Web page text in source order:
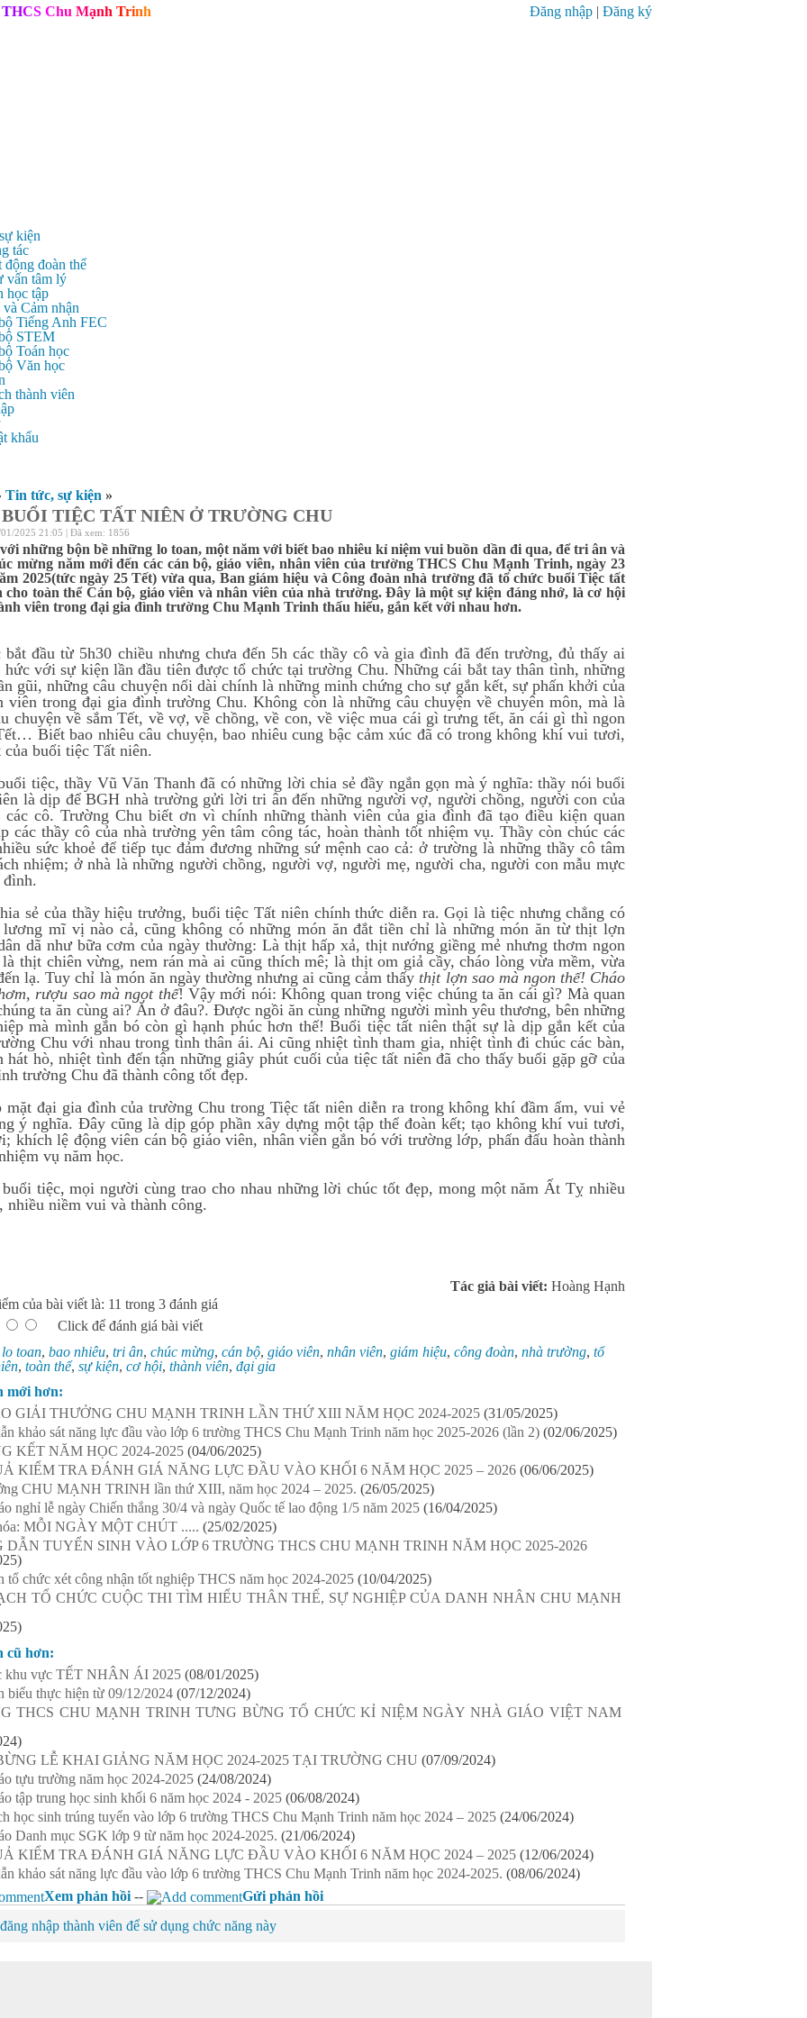
THCS Chu Mạnh Trinh Đăng nhập | Đăng ký
kiện
tác
động đoàn thể
vấn tâm lý
học tập
và Cảm nhận
Tiếng Anh FEC
STEM
Toán học
Văn học
thành viên
khẩu
Tin tức, sự kiện »
TIỆC TẤT NIÊN Ở TRƯỜNG CHU
2025 21:05 | Đã xem: 1856
những bộn bề những lo toan, một năm với biết bao nhiêu kỉ niệm vui buồn dần đi qua, để tri ân và
mừng năm mới đến các cán bộ, giáo viên, nhân viên của trường THCS Chu Mạnh Trinh, ngày 23
2025(tức ngày 25 Tết) vừa qua, Ban giám hiệu và Công đoàn nhà trường đã tổ chức buổi Tiệc tất
cho toàn thể Cán bộ, giáo viên và nhân viên của nhà trường. Đây là một sự kiện đáng nhớ, là cơ hội
viên trong đại gia đình trường Chu Mạnh Trinh thấu hiểu, gắn kết với nhau hơn.
đầu từ 5h30 chiều nhưng chưa đến 5h các thầy cô và gia đình đã đến trường, đủ thấy ai
hức với sự kiện lần đầu tiên được tổ chức tại trường Chu. Những cái bắt tay thân tình, những
gũi, những câu chuyện nối dài chính là những minh chứng cho sự gắn kết, sự phấn khởi của
viên trong đại gia đình trường Chu. Không còn là những câu chuyện về chuyên môn, mà là
chuyện về sắm Tết, về vợ, về chồng, về con, về việc mua cái gì trưng tết, ăn cái gì thì ngon
Biết bao nhiêu câu chuyện, bao nhiêu cung bậc cảm xúc đã có trong không khí vui tươi,
của buổi tiệc Tất niên.
tiệc, thầy Vũ Văn Thanh đã có những lời chia sẻ đầy ngắn gọn mà ý nghĩa: thầy nói buổi
là dịp để BGH nhà trường gửi lời tri ân đến những người vợ, người chồng, người con của
các cô. Trường Chu biết ơn vì chính những thành viên của gia đình đã tạo điều kiện quan
các thầy cô của nhà trường yên tâm công tác, hoàn thành tốt nhiệm vụ. Thầy còn chúc các
sức khoẻ để tiếp tục đảm đương những sứ mệnh cao cả: ở trường là những thầy cô tâm
nhiệm; ở nhà là những người chồng, người vợ, người mẹ, người cha, người con mẫu mực
sẻ của thầy hiệu trưởng, buổi tiệc Tất niên chính thức diễn ra. Gọi là tiệc nhưng chẳng có
lương mĩ vị nào cả, cũng không có những món ăn đắt tiền chỉ là những món ăn từ thịt lợn
dã như bữa cơm của ngày thường: Là thịt hấp xả, thịt nướng giềng mẻ nhưng thơm ngon
thịt chiên vừng, nem rán mà ai cũng thích mê; là thịt om giả cầy, cháo lòng vừa mềm, vừa
lạ. Tuy chỉ là món ăn ngày thường nhưng ai cũng cảm thấy thịt lợn sao mà ngon thế! Cháo
,rượu sao mà ngọt thế! Vậy mới nói: Không quan trong việc chúng ta ăn cái gì? Mà quan
ta ăn cùng ai? Ăn ở đâu?. Được ngồi ăn cùng những người mình yêu thương, bên những
mà mình gắn bó còn gì hạnh phúc hơn thế! Buổi tiệc tất niên thật sự là dịp gắn kết của
Chu với nhau trong tình thân ái. Ai cũng nhiệt tình tham gia, nhiệt tình đi chúc các bàn,
hát hò, nhiệt tình đến tận những giây phút cuối của tiệc tất niên đã cho thấy buổi gặp gỡ của
trường Chu đã thành công tốt đẹp.
mặt đại gia đình của trường Chu trong Tiệc tất niên diễn ra trong không khí đầm ấm, vui vẻ
ý nghĩa. Đây cũng là dịp góp phần xây dựng một tập thể đoàn kết; tạo không khí vui tươi,
khích lệ động viên cán bộ giáo viên, nhân viên gắn bó với trường lớp, phấn đấu hoàn thành
vụ năm học.
tiệc, mọi người cùng trao cho nhau những lời chúc tốt đẹp, mong một năm Ất Tỵ nhiều
nhiều niềm vui và thành công.
Tác giả bài viết: Hoàng Hạnh
của bài viết là: 11 trong 3 đánh giá
Click để đánh giá bài viết
lo toan, bao nhiêu, tri ân, chúc mừng, cán bộ, giáo viên, nhân viên, giám hiệu, công đoàn, nhà trường, tổ
, toàn thể, sự kiện, cơ hội, thành viên, đại gia
mới hơn:
GIẢI THƯỞNG CHU MẠNH TRINH LẦN THỨ XIII NĂM HỌC 2024-2025 (31/05/2025)
khảo sát năng lực đầu vào lớp 6 trường THCS Chu Mạnh Trinh năm học 2025-2026 (lần 2) (02/06/2025)
KẾT NĂM HỌC 2024-2025 (04/06/2025)
KIỂM TRA ĐÁNH GIÁ NĂNG LỰC ĐẦU VÀO KHỐI 6 NĂM HỌC 2025 – 2026 (06/06/2025)
CHU MẠNH TRINH lần thứ XIII, năm học 2024 – 2025. (26/05/2025)
nghỉ lễ ngày Chiến thắng 30/4 và ngày Quốc tế lao động 1/5 năm 2025 (16/04/2025)
MỖI NGÀY MỘT CHÚT ..... (25/02/2025)
DẪN TUYỂN SINH VÀO LỚP 6 TRƯỜNG THCS CHU MẠNH TRINH NĂM HỌC 2025-2026
tổ chức xét công nhận tốt nghiệp THCS năm học 2024-2025 (10/04/2025)
TỔ CHỨC CUỘC THI TÌM HIỂU THÂN THẾ, SỰ NGHIỆP CỦA DANH NHÂN CHU MẠNH
cũ hơn:
khu vực TẾT NHÂN ÁI 2025 (08/01/2025)
biểu thực hiện từ 09/12/2024 (07/12/2024)
THCS CHU MẠNH TRINH TƯNG BỪNG TỔ CHỨC KỈ NIỆM NGÀY NHÀ GIÁO VIỆT NAM
LỄ KHAI GIẢNG NĂM HỌC 2024-2025 TẠI TRƯỜNG CHU (07/09/2024)
tựu trường năm học 2024-2025 (24/08/2024)
tập trung học sinh khối 6 năm học 2024 - 2025 (06/08/2024)
học sinh trúng tuyển vào lớp 6 trường THCS Chu Mạnh Trinh năm học 2024 – 2025 (24/06/2024)
Danh mục SGK lớp 9 từ năm học 2024-2025. (21/06/2024)
KIỂM TRA ĐÁNH GIÁ NĂNG LỰC ĐẦU VÀO KHỐI 6 NĂM HỌC 2024 – 2025 (12/06/2024)
khảo sát năng lực đầu vào lớp 6 trường THCS Chu Mạnh Trinh năm học 2024-2025. (08/06/2024)
Xem phản hồi --
Gửi phản hồi
nhập thành viên để sử dụng chức năng này